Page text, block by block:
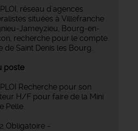
réseau d'agences
situées à Villefranche
Jameyzieu, Bourg-en-
recherche pour le compte
de Saint Denis les Bourg.
poste
Recherche pour son
H/F pour faire de la Mini
Pelle.
Obligatoire -